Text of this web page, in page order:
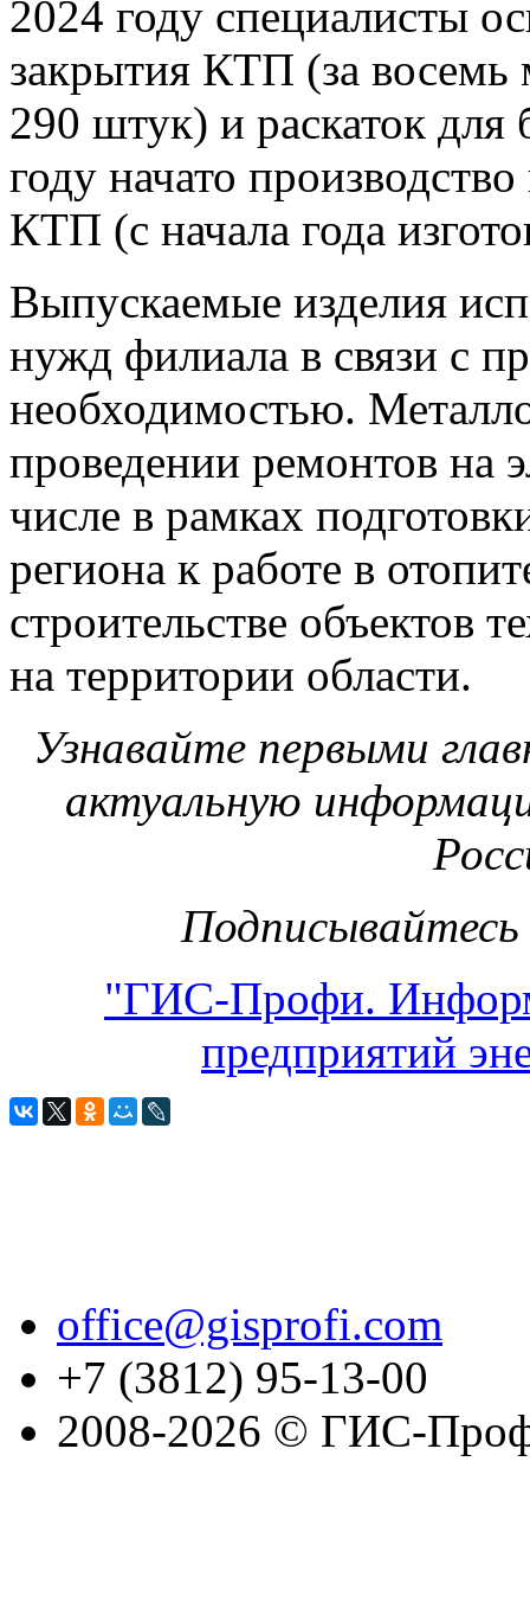
2024 году специалисты
закрытия КТП (за восемь
290 штук) и раскаток
году начато
КТП (с начала года
Выпускаемые изделия
нужд филиала в связи с
необходимостью.
проведении ремонтов на
числе в рамках
региона к работе в
строительстве объектов
на территории области.
Узнавайте первыми
актуальную
Подписывайтесь
"ГИС-Профи.
предприятий
office@gisprofi.com
+7 (3812) 95-13-00
2008-2026 © ГИС-